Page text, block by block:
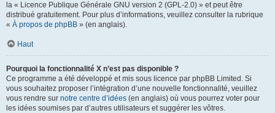
la « Licence Publique Générale GNU version 2 (GPL-2.0) » et peut être
distribué gratuitement. Pour plus d’informations, veuillez consulter la rubrique
« À propos de phpBB » (en anglais).
Haut
Pourquoi la fonctionnalité X n’est pas disponible ?
Ce programme a été développé et mis sous licence par phpBB Limited. Si
vous souhaitez proposer l’intégration d’une nouvelle fonctionnalité, veuillez
vous rendre sur notre centre d’idées (en anglais) où vous pourrez voter pour
les idées soumises par d’autres utilisateurs et suggérer les vôtres.